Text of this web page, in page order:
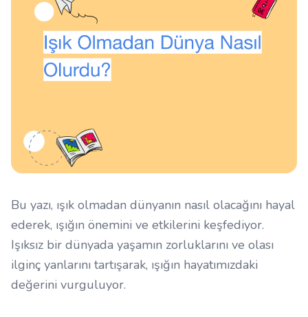
Bu yazı, ışık olmadan dünyanın nasıl olacağını hayal
ederek, ışığın önemini ve etkilerini keşfediyor.
Işıksız bir dünyada yaşamın zorluklarını ve olası
ilginç yanlarını tartışarak, ışığın hayatımızdaki
değerini vurguluyor.